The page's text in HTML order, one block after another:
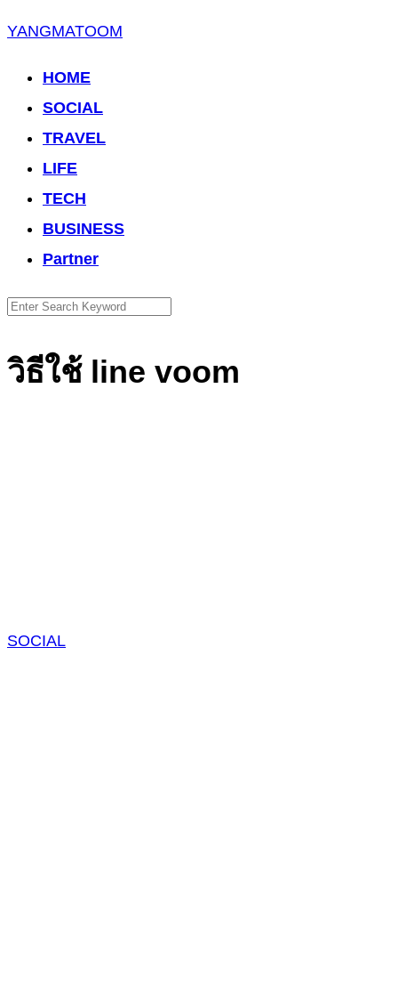
Skip
YANGMATOOM
HOME
SOCIAL
TRAVEL
LIFE
TECH
BUSINESS
Partner
Search
วิธีใช้ line voom
SOCIAL